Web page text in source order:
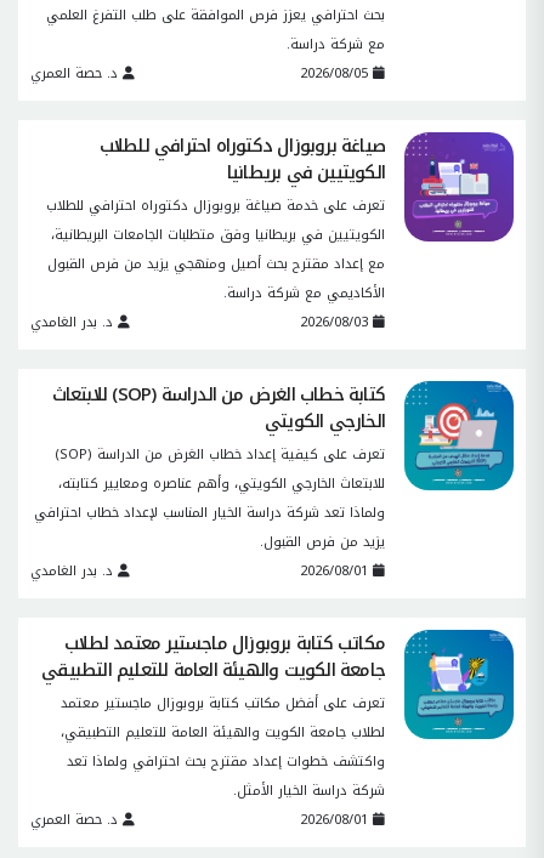
بحث احترافي يعزز فرص الموافقة على طلب التفرغ العلمي
مع شركة دراسة.
د. حصة العمري
صياغة بروبوزال دكتوراه احترافي للطلاب
الكويتيين في بريطانيا
تعرف على خدمة صياغة بروبوزال دكتوراه احترافي للطلاب
الكويتيين في بريطانيا وفق متطلبات الجامعات البريطانية،
مع إعداد مقترح بحث أصيل ومنهجي يزيد من فرص القبول
الأكاديمي مع شركة دراسة.
د. بدر الغامدي
كتابة خطاب الغرض من الدراسة (SOP) للابتعاث
الخارجي الكويتي
تعرف على كيفية إعداد خطاب الغرض من الدراسة (SOP)
للابتعاث الخارجي الكويتي، وأهم عناصره ومعايير كتابته،
ولماذا تعد شركة دراسة الخيار المناسب لإعداد خطاب احترافي
يزيد من فرص القبول.
د. بدر الغامدي
مكاتب كتابة بروبوزال ماجستير معتمد لطلاب
جامعة الكويت والهيئة العامة للتعليم التطبيقي
تعرف على أفضل مكاتب كتابة بروبوزال ماجستير معتمد
لطلاب جامعة الكويت والهيئة العامة للتعليم التطبيقي،
واكتشف خطوات إعداد مقترح بحث احترافي ولماذا تعد
شركة دراسة الخيار الأمثل.
د. حصة العمري